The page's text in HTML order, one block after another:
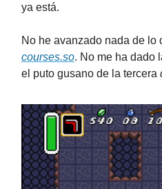
ya está.
No he avanzado nada de lo
courses.so. No me ha dado
el puto gusano de la tercera